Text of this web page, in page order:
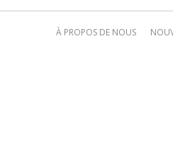
À PROPOS DE NOUS